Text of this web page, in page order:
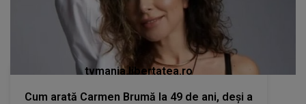
tvmania.libertatea.ro
Cum arată Carmen Brumă la 49 de ani, deși a